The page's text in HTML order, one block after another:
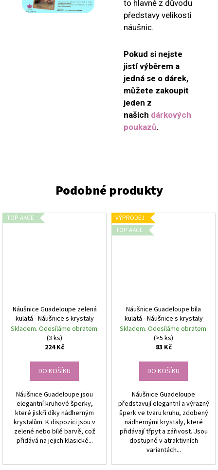
to hlavně z důvodu
představy velikosti
náušnic.
Pokud si nejste
jistí výběrem a
jedná se o dárek,
můžete zakoupit
jeden z
našich dárkových
poukazů.
TOP AKCE
Náušnice Guadeloupe zelená
kulatá - Náušnice s krystaly
Skladem. Odesíláme obratem.
(3 ks)
224 Kč
DO KOŠÍKU
Náušnice Guadeloupe jsou
elegantní kruhové šperky,
které jiskří díky nádherným
krystalům. K dispozici jsou v
zelené nebo bílé barvě, což
přidává na jejich klasické...
VÝPRODEJ
TOP AKCE
Náušnice Guadeloupe bíla
kulatá - Náušnice s krystaly
Skladem. Odesíláme obratem.
(>5 ks)
83 Kč
DO KOŠÍKU
Náušnice Guadeloupe
představují elegantní a výrazný
šperk ve tvaru kruhu, zdobený
nádhernými krystaly, které
přidávají třpyt a zářivost. Jsou
dostupné v atraktivních
variantách...